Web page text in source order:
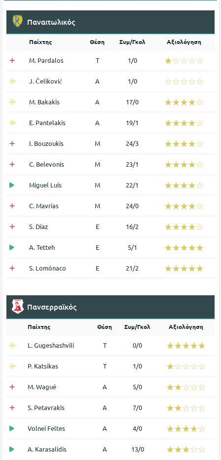
Παναιτωλικός
Παίχτης Θέση Συμ/Γκολ Αξιολόγηση
M. Pardalos Τ 1/0 ☆☆☆☆☆
★★★★★
J. Čeliković Α 1/0 ☆☆☆☆☆
★★★★★
M. Bakakis Α 17/0 ☆☆☆☆☆
★★★★★
E. Pantelakis Α 19/1 ☆☆☆☆☆
★★★★★
I. Bouzoukis Μ 24/3 ☆☆☆☆☆
★★★★★
C. Belevonis Μ 23/1 ☆☆☆☆☆
★★★★★
Miguel Luís Μ 22/1 ☆☆☆☆☆
★★★★★
C. Mavrias Μ 24/0 ☆☆☆☆☆
★★★★★
S. Díaz Ε 16/2 ☆☆☆☆☆
★★★★★
A. Tetteh Ε 5/1 ☆☆☆☆☆
★★★★★
S. Lomónaco Ε 21/2 ☆☆☆☆☆
★★★★★
Πανσερραϊκός
Παίχτης Θέση Συμ/Γκολ Αξιολόγηση
L. Gugeshashvili Τ 0/0 ☆☆☆☆☆
★★★★★
P. Katsikas Τ 1/0 ☆☆☆☆☆
★★★★★
M. Wagué Α 5/0 ☆☆☆☆☆
★★★★★
S. Petavrakis Α 7/0 ☆☆☆☆☆
★★★★★
Volnei Feltes Α 4/0 ☆☆☆☆☆
★★★★★
A. Karasalidis Α 13/0 ☆☆☆☆☆
★★★★★